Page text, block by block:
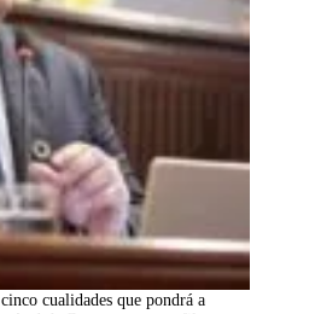
cualidades que pondrá a